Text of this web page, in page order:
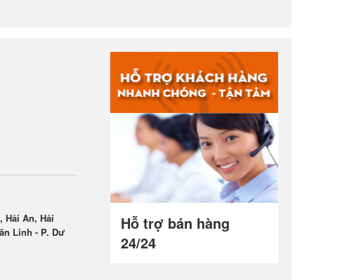
Hải An, Hải
Linh - P. Dư
Hỗ trợ bán hàng
24/24